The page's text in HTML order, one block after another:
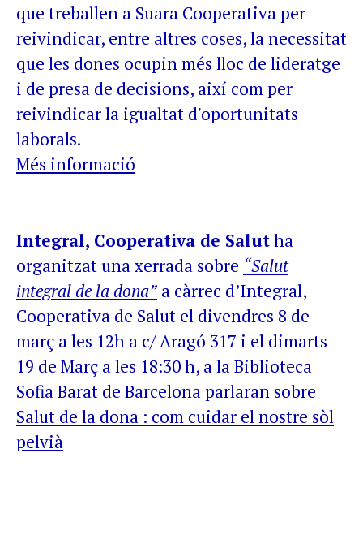
que treballen a Suara Cooperativa per
reivindicar, entre altres coses, la necessitat
que les dones ocupin més lloc de lideratge
i de presa de decisions, així com per
reivindicar la igualtat d'oportunitats
laborals.
Més informació
Integral, Cooperativa de Salutha
organitzat una xerrada sobre “Salut
integral de la dona” a càrrec d’Integral,
Cooperativa de Salut el divendres 8 de
març a les 12h a c/ Aragó 317 i el dimarts
19 de Març a les 18:30 h, a la Biblioteca
Sofia Barat de Barcelona parlaran sobre
Salut de la dona : com cuidar el nostre sòl
pelvià